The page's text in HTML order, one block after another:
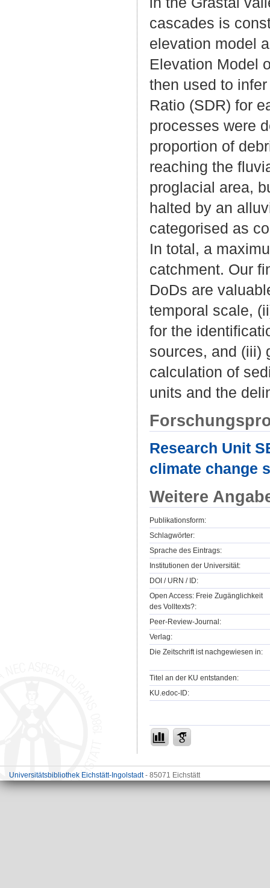
cascades is
elevation model
Elevation Model
then used to
Ratio (SDR) for
processes were
proportion of
reaching the
proglacial area,
halted by an
categorised as
In total, a
catchment. Our
DoDs are
temporal scale,
for the
sources, and (iii)
calculation of
units and the
Research Unit
climate change
Weitere
Publikationsform:
Schlagwörter:
Sprache des Eintrags:
Institutionen der Universität:
DOI / URN / ID:
Open Access: Freie Zugänglichkeit
des Volltexts?:
Peer-Review-Journal:
Verlag:
Die Zeitschrift ist nachgewiesen in:
Titel an der KU entstanden:
KU.edoc-ID:
Universitätsbibliothek Eichstätt-Ingolstadt- 85071 Eichstätt